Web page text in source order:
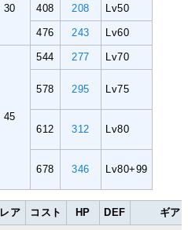
30 408 208 Lv50
476 243 Lv60
45
544 277 Lv70
578 295 Lv75
612 312 Lv80
678 346 Lv80+99
レア コスト HP DEF ギア